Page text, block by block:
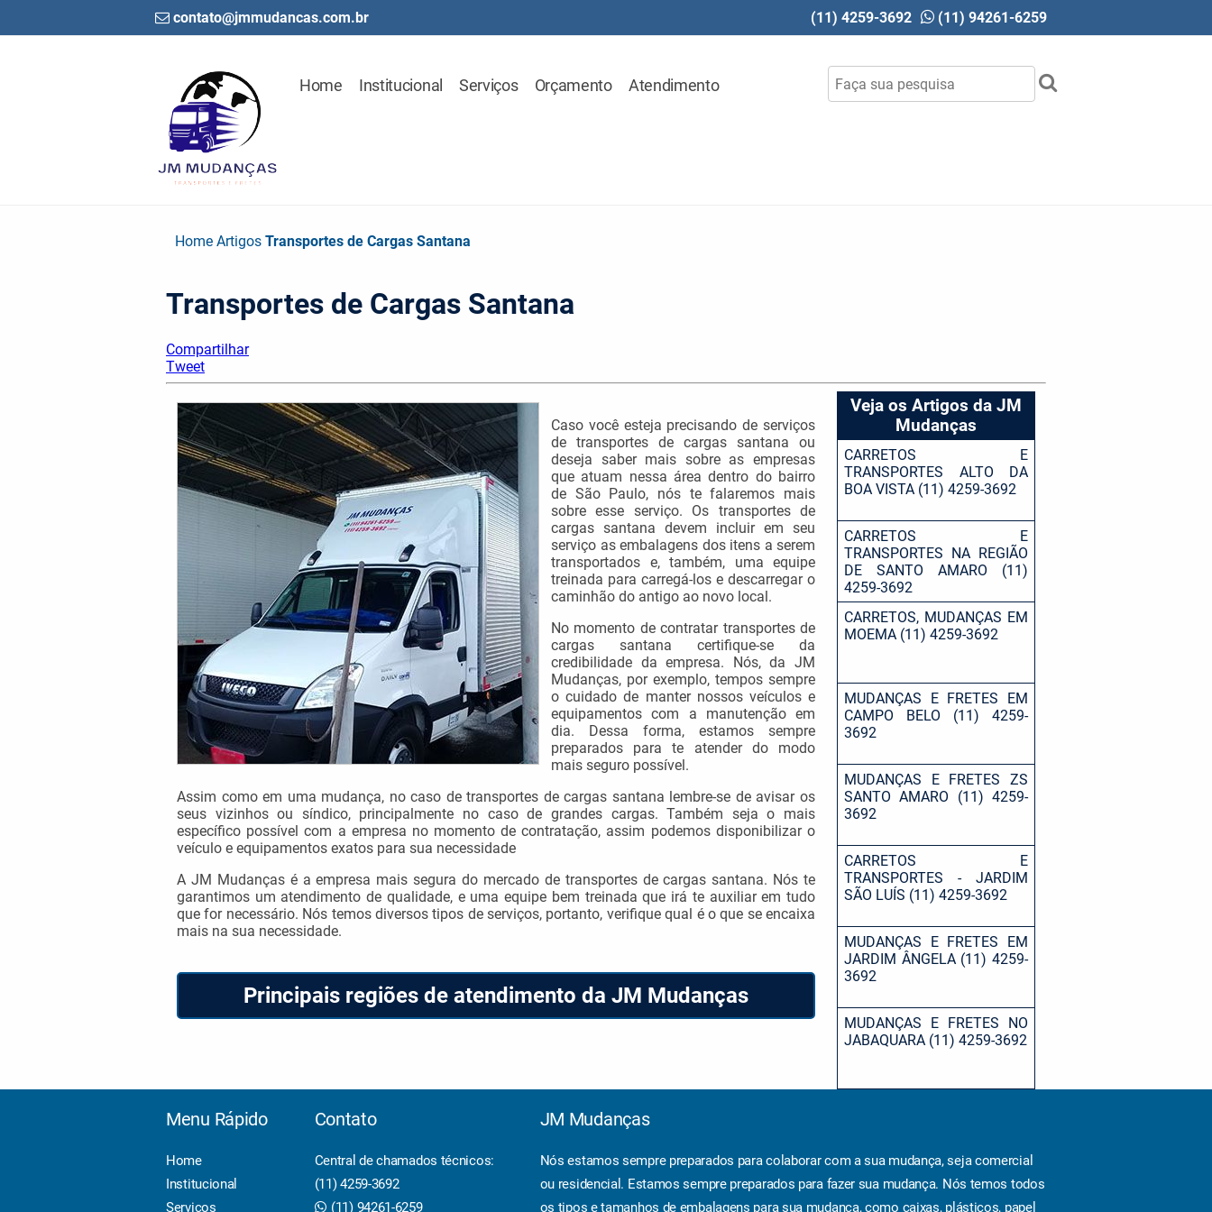
contato@jmmudancas.com.br (11) 4259-3692 (11) 94261-6259
Home Institucional Serviços Orçamento Atendimento
Home Artigos Transportes de Cargas Santana
Transportes de Cargas Santana
Compartilhar
Tweet
Caso você esteja precisando de serviços
de transportes de cargas santana ou
deseja saber mais sobre as empresas
que atuam nessa área dentro do bairro
de São Paulo, nós te falaremos mais
sobre esse serviço. Os transportes de
cargas santana devem incluir em seu
serviço as embalagens dos itens a serem
transportados e, também, uma equipe
treinada para carregá-los e descarregar o
caminhão do antigo ao novo local.
No momento de contratar transportes de
cargas santana certifique-se da
credibilidade da empresa. Nós, da JM
Mudanças, por exemplo, tempos sempre
o cuidado de manter nossos veículos e
equipamentos com a manutenção em
dia. Dessa forma, estamos sempre
preparados para te atender do modo
mais seguro possível.
Assim como em uma mudança, no caso de transportes de cargas santana lembre-se de avisar os
seus vizinhos ou síndico, principalmente no caso de grandes cargas. Também seja o mais
específico possível com a empresa no momento de contratação, assim podemos disponibilizar o
veículo e equipamentos exatos para sua necessidade
A JM Mudanças é a empresa mais segura do mercado de transportes de cargas santana. Nós te
garantimos um atendimento de qualidade, e uma equipe bem treinada que irá te auxiliar em tudo
que for necessário. Nós temos diversos tipos de serviços, portanto, verifique qual é o que se encaixa
mais na sua necessidade.
Principais regiões de atendimento da JM Mudanças
Veja os Artigos da JM
Mudanças
CARRETOS E
TRANSPORTES ALTO DA
BOA VISTA (11) 4259-3692
CARRETOS E
TRANSPORTES NA REGIÃO
DE SANTO AMARO (11)
4259-3692
CARRETOS, MUDANÇAS EM
MOEMA (11) 4259-3692
MUDANÇAS E FRETES EM
CAMPO BELO (11) 4259-
3692
MUDANÇAS E FRETES ZS
SANTO AMARO (11) 4259-
3692
CARRETOS E
TRANSPORTES - JARDIM
SÃO LUÍS (11) 4259-3692
MUDANÇAS E FRETES EM
JARDIM ÂNGELA (11) 4259-
3692
MUDANÇAS E FRETES NO
JABAQUARA (11) 4259-3692
Menu Rápido
Home
Institucional
Serviços
Contato
Central de chamados técnicos:
(11) 4259-3692
(11) 94261-6259
JM Mudanças
Nós estamos sempre preparados para colaborar com a sua mudança, seja comercial
ou residencial. Estamos sempre preparados para fazer sua mudança. Nós temos todos
os tipos e tamanhos de embalagens para sua mudança, como caixas, plásticos, papel